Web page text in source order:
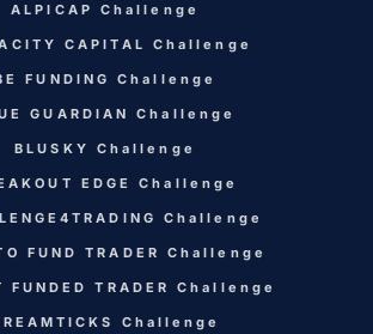
ALPICAP Challenge
CAPITAL Challenge
FUNDING Challenge
GUARDIAN Challenge
BLUSKY Challenge
EDGE Challenge
Challenge
FUND TRADER Challenge
FUNDED TRADER Challenge
Challenge